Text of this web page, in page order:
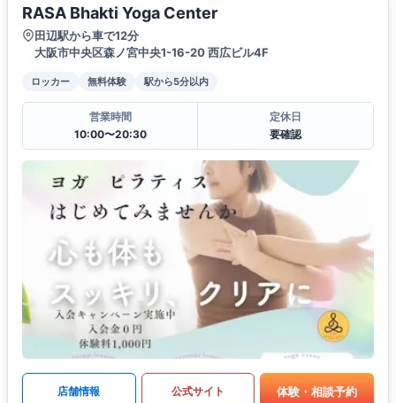
RASA Bhakti Yoga Center
田辺駅から車で12分
大阪市中央区森ノ宮中央1-16-20 西広ビル4F
ロッカー 無料体験 駅から5分以内
営業時間
10:00〜20:30
定休日
要確認
店舗情報 公式サイト 体験・相談予約